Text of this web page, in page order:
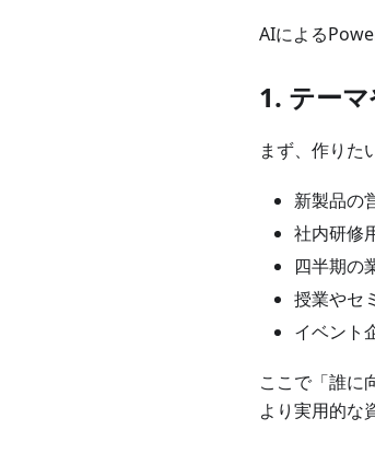
AIによる
1. テー
まず、作りた
新製品の
社内研修
四半期の
授業やセ
イベント
ここで「誰に
より実用的な